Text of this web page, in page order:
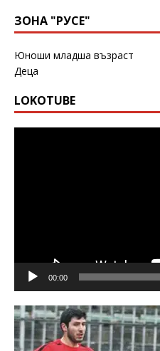
ЗОНА "РУСЕ"
Юноши младша възраст
Деца
LOKOTUBE
00:00